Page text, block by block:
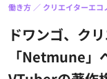
ドワンゴ、ク
「Netmune」
働き方 クリエイターエコ